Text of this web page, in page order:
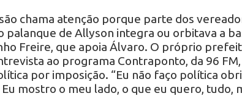
chama atenção porque parte dos
palanque de Allyson integra ou orbitava a
Freire, que apoia Álvaro. O próprio
ao programa Contraponto, da 96
por imposição. “Eu não faço política
Eu mostro o meu lado, o que eu quero, tudo,